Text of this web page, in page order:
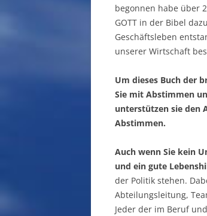
begonnen habe über
GOTT in der Bibel
Geschäftsleben
unserer Wirtschaft
Um dieses Buch der
Sie mit Abstimmen
unterstützen sie den
Abstimmen.
Auch wenn Sie kein
und ein gute
der Politik stehen.
Abteilungsleitung,
Jeder der im Beruf